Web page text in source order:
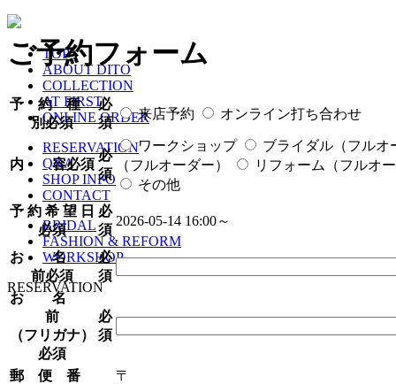
TOP
ABOUT DITO
COLLECTION
AT FIRST
ONLINE ORDER
RESERVATION
Q&A
SHOP INFO
CONTACT
BRIDAL
FASHION & REFORM
WORKSHOP
RESERVATION
ご予約フォーム
予 約 種
別必須
必
須
来店予約 オンライン打ち合わせ
内 容必須
必
須
ワークショップ
ブライダル（フルオ
（フルオーダー）
リフォーム（フルオ
その他
予 約 希 望 日
必須
必
須
2026-05-14 16:00～
お 名
前必須
必
須
お 名
前
（フリガナ）
必須
必
須
郵 便 番
〒